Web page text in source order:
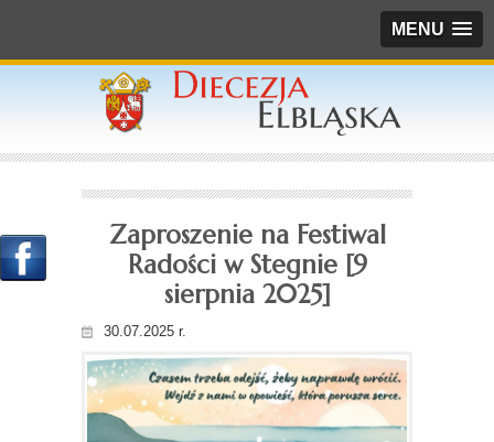
MENU
Zaproszenie na Festiwal
Radości w Stegnie [9
sierpnia 2025]
30.07.2025 r.